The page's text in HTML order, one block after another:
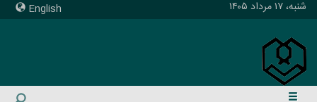
English شنبه، ۱۷ مرداد ۱۴۰۵